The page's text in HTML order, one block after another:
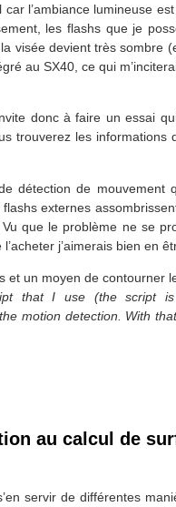
l’ambiance lumineuse
les flashs que je
visée devient très sombre
au SX40, ce qui
donc à faire un essai
trouverez les informations
détection de mouvement
externes
que le problème ne se
j’aimerais bien en
et un moyen de contourner
that I use (the script is
motion detection. With
au calcul de
servir de différentes